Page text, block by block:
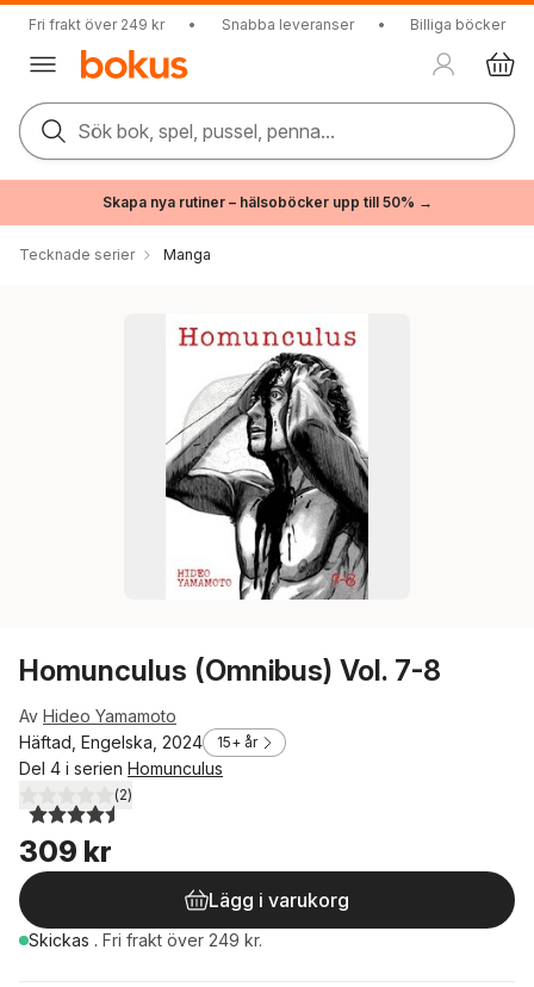
Fri frakt över 249 kr • Snabba leveranser • Billiga böcker
Sök bok, spel, pussel, penna...
Skapa nya rutiner – hälsoböcker upp till 50% →
Tecknade serier Manga
Homunculus (Omnibus) Vol. 7-8
Av Hideo Yamamoto
Häftad, Engelska, 2024
15+ år
Del 4 i serien Homunculus
4,5utav 5 stjärnor. Totalt antal röster:
(2)
309 kr
Lägg i varukorg
Skickas . Fri frakt över 249 kr.